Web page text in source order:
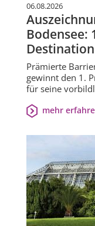
06.08.2026
Bodensee:
Prämierte
gewinnt den 1.
für seine
mehr